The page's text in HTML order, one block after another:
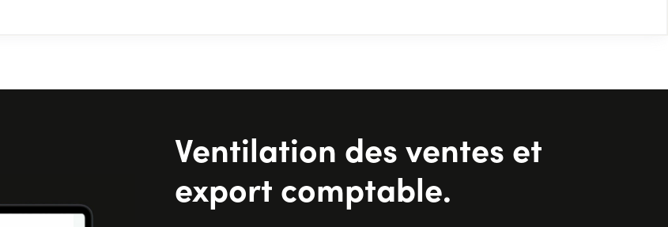
Ventilation des ventes et
export comptable.